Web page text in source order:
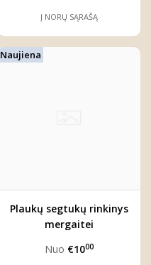
Į NORŲ SĄRAŠĄ
Naujiena
Plaukų segtukų rinkinys
mergaitei
Nuo €1000